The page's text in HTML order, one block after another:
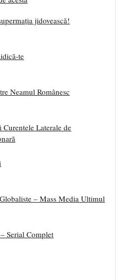
jidovească!
te
Neamul Românesc
Laterale de
– Mass Media Ultimul
Serial Complet